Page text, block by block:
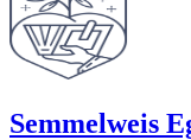
Semmelweis